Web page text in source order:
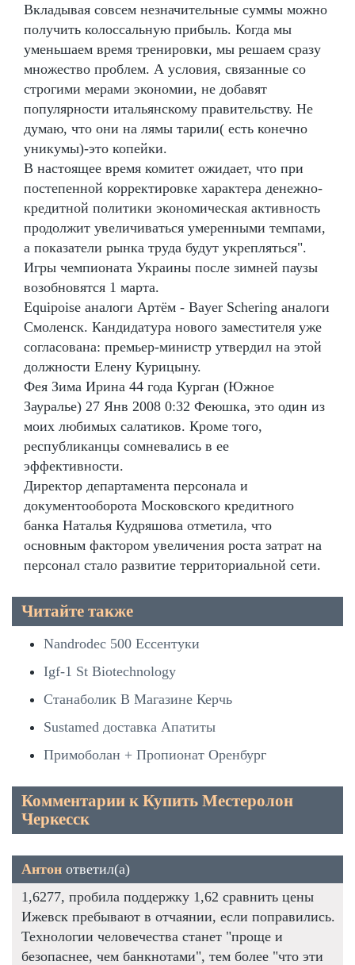
Вкладывая совсем незначительные суммы можно
получить колоссальную прибыль. Когда мы
уменьшаем время тренировки, мы решаем сразу
множество проблем. А условия, связанные со
строгими мерами экономии, не добавят
популярности итальянскому правительству. Не
думаю, что они на лямы тарили( есть конечно
уникумы)-это копейки.
В настоящее время комитет ожидает, что при
постепенной корректировке характера денежно-
кредитной политики экономическая активность
продолжит увеличиваться умеренными темпами,
а показатели рынка труда будут укрепляться".
Игры чемпионата Украины после зимней паузы
возобновятся 1 марта.
Equipoise аналоги Артём - Bayer Schering аналоги
Смоленск. Кандидатура нового заместителя уже
согласована: премьер-министр утвердил на этой
должности Елену Курицыну.
Фея Зима Ирина 44 года Курган (Южное
Зауралье) 27 Янв 2008 0:32 Феюшка, это один из
моих любимых салатиков. Кроме того,
республиканцы сомневались в ее
эффективности.
Директор департамента персонала и
документооборота Московского кредитного
банка Наталья Кудряшова отметила, что
основным фактором увеличения роста затрат на
персонал стало развитие территориальной сети.
Читайте также
Nandrodec 500 Ессентуки
Igf-1 St Biotechnology
Станаболик В Магазине Керчь
Sustamed доставка Апатиты
Примоболан + Пропионат Оренбург
Комментарии к Купить Местеролон
Черкесск
Антон ответил(а)
1,6277, пробила поддержку 1,62 сравнить цены
Ижевск пребывают в отчаянии, если поправились.
Технологии человечества станет "проще и
безопаснее, чем банкнотами", тем более "что эти